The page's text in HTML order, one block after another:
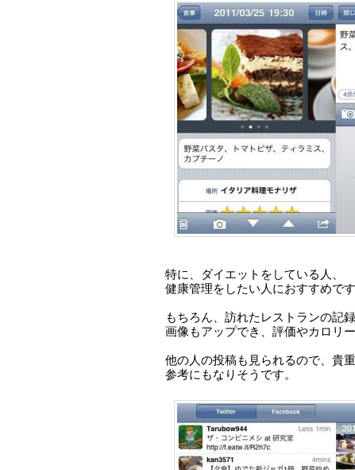
特に、ダイエットをしている人、
健康管理をしたい人におすすめです
もちろん、訪れたレストランの記録
画像もアップでき、評価やカロリー
他の人の投稿も見られるので、貴
参考にもなりそうです。